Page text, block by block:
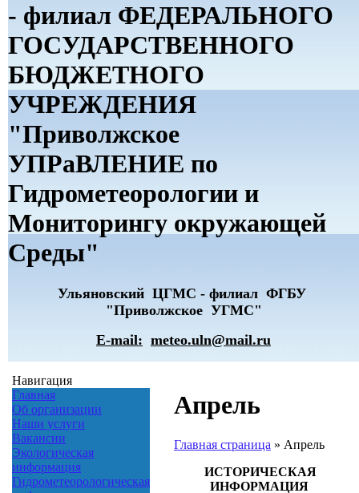
- филиал ФЕДЕРАЛЬНОГО
ГОСУДАРСТВЕННОГО
БЮДЖЕТНОГО
УЧРЕЖДЕНИЯ
"Приволжское
УПРаВЛЕНИЕ по
Гидрометеорологии и
Мониторингу окружающей
Среды"
Ульяновский ЦГМС - филиал ФГБУ
"Приволжское УГМС"
E-mail: meteo.uln@mail.ru
Навигация
Главная
Об организации
Наши услуги
Вакансии
Экологическая
информация
Гидрометеорологическая
Апрель
Главная страница » Апрель
ИСТОРИЧЕСКАЯ
ИНФОРМАЦИЯ